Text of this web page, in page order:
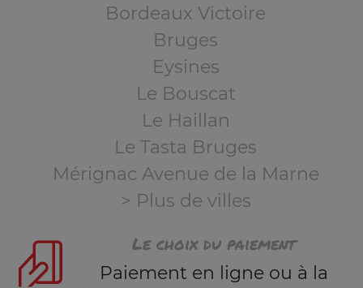
Bordeaux Victoire
Bruges
Eysines
Le Bouscat
Le Haillan
Le Tasta Bruges
Mérignac Avenue de la Marne
> Plus de villes
Le choix du paiement
Paiement en ligne ou à la